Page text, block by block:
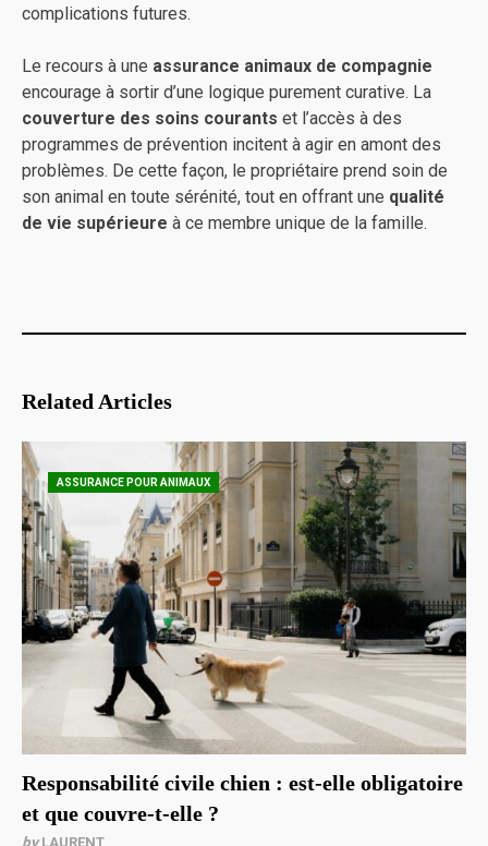
complications futures.
Le recours à une assurance animaux de compagnie
encourage à sortir d’une logique purement curative. La
couverture des soins courants et l’accès à des
programmes de prévention incitent à agir en amont des
problèmes. De cette façon, le propriétaire prend soin de
son animal en toute sérénité, tout en offrant une qualité
de vie supérieure à ce membre unique de la famille.
Related Articles
ASSURANCE POUR ANIMAUX
Responsabilité civile chien : est-elle obligatoire
et que couvre-t-elle ?
byLAURENT